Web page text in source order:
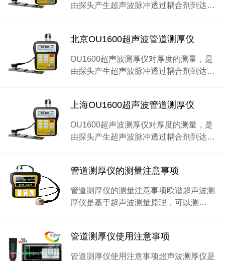
由探头产生超声波脉冲透过耦合剂到达…
北京OU1600超声波管道测厚仪
OU1600超声波测厚仪对厚度的测量，是
由探头产生超声波脉冲透过耦合剂到达…
上海OU1600超声波管道测厚仪
OU1600超声波测厚仪对厚度的测量，是
由探头产生超声波脉冲透过耦合剂到达…
管道测厚仪的测量注意事项
管道测厚仪的测量注意事项欧谱超声波测
厚仪是基于超声波测量原理，可以测…
管道测厚仪使用注意事项
管道测厚仪使用注意事项超声波测厚仪是